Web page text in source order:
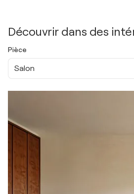
Découvrir dans des
Pièce
Salon